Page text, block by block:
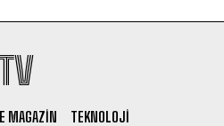
MAGAZIN
TEKNOLOJI